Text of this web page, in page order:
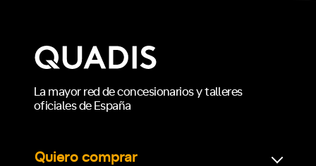
La mayor red de concesionarios y talleres
oficiales de España
Quiero comprar